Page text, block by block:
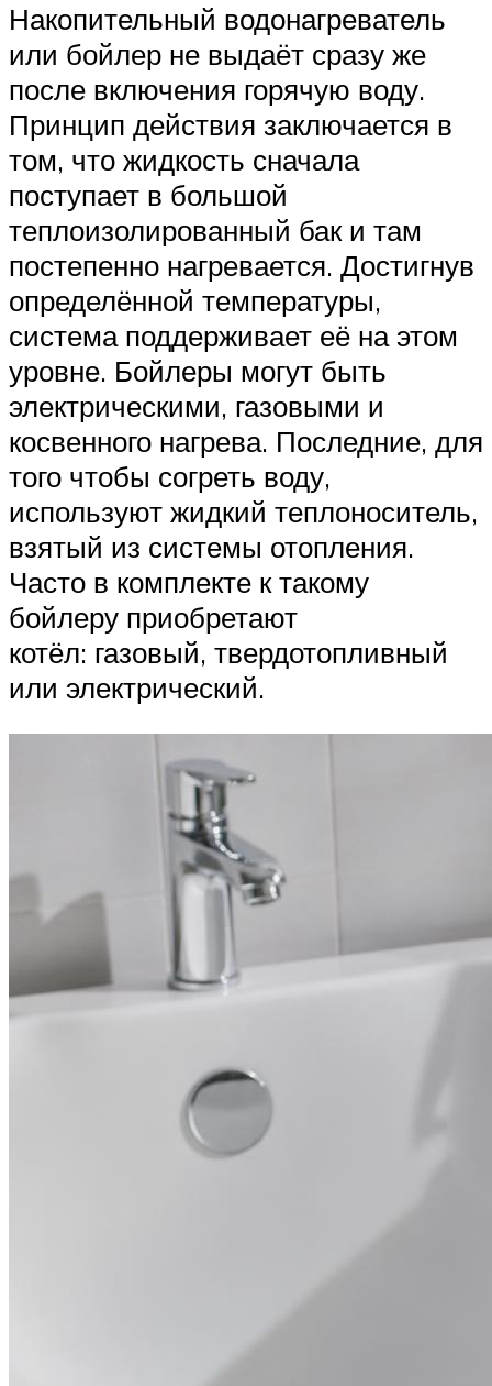
Накопительный водонагреватель
или бойлер не выдаёт сразу же
после включения горячую воду.
Принцип действия заключается в
том, что жидкость сначала
поступает в большой
теплоизолированный бак и там
постепенно нагревается. Достигнув
определённой температуры,
система поддерживает её на этом
уровне. Бойлеры могут быть
электрическими, газовыми и
косвенного нагрева. Последние, для
того чтобы согреть воду,
используют жидкий теплоноситель,
взятый из системы отопления.
Часто в комплекте к такому
бойлеру приобретают
котёл: газовый, твердотопливный
или электрический.